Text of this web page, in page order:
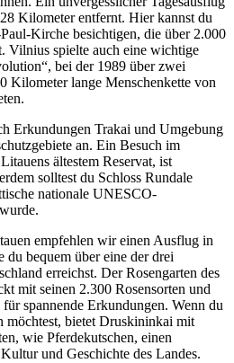
Kilometer entfernt. Hier kannst du
Kirche besichtigen, die über 2.000
Vilnius spielte auch eine wichtige
bei der 1989 über zwei
Kilometer lange Menschenkette von
Erkundungen Trakai und Umgebung
an. Ein Besuch im
ältestem Reservat, ist
solltest du Schloss Rundale
nationale UNESCO-
empfehlen wir einen Ausflug in
bequem über eine der drei
erreichst. Der Rosengarten des
mit seinen 2.300 Rosensorten und
spannende Erkundungen. Wenn du
möchtest, bietet Druskininkai mit
wie Pferdekutschen, einen
und Geschichte des Landes.